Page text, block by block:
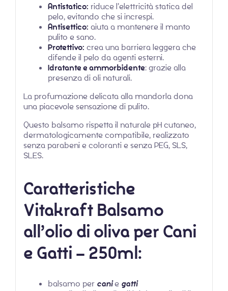
Antistatico: riduce l’elettricità statica del
pelo, evitando che si increspi.
Antisettico: aiuta a mantenere il manto
pulito e sano.
Protettivo: crea una barriera leggera che
difende il pelo da agenti esterni.
Idratante e ammorbidente: grazie alla
presenza di oli naturali.
La profumazione delicata alla mandorla dona
una piacevole sensazione di pulito.
Questo balsamo rispetta il naturale pH cutaneo,
dermatologicamente compatibile, realizzato
senza parabeni e coloranti e senza PEG, SLS,
SLES.
Caratteristiche
Vitakraft Balsamo
all’olio di oliva per Cani
e Gatti – 250ml:
balsamo per canie gatti